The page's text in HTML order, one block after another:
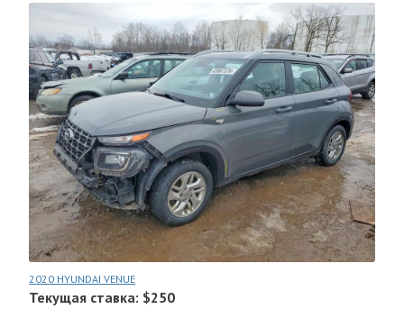
2020 HYUNDAI VENUE
Текущая ставка: $250